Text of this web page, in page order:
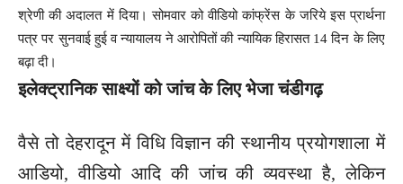
श्रेणी की अदालत में दिया। सोमवार को वीडियो कांफ्रेंस के जरिये इस प्रार्थना
पत्र पर सुनवाई हुई व न्यायालय ने आरोपितों की न्यायिक हिरासत 14 दिन के लिए
बढ़ा दी।
इलेक्ट्रानिक साक्ष्यों को जांच के लिए भेजा चंडीगढ़
वैसे तो देहरादून में विधि विज्ञान की स्थानीय प्रयोगशाला में
आडियो, वीडियो आदि की जांच की व्यवस्था है, लेकिन